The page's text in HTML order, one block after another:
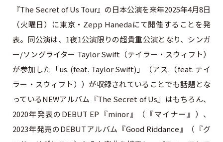
『The Secret of Us Tour』の日本公演を来年2025年4月8日
（火曜日）に東京・Zepp Hanedaにて開催することを発
表。同公演は、1夜1公演限りの超貴重公演となり、シンガ
ー/ソングライター Taylor Swift（テイラー・スウィフト）
が参加した「us. (feat. Taylor Swift)」（アス.（feat. テイ
ラー・スウィフト））が収録されていることでも話題とな
っているNEWアルバム『The Secret of Us』はもちろん、
2020年発表のDEBUT EP『minor』（『マイナー』）、
2023年発売のDEBUTアルバム『Good Riddance』（『グ